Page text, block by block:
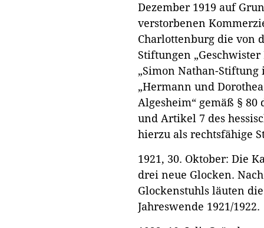
Dezember 1919 auf
verstorbenen
Charlottenburg die von
Stiftungen
„Simon Nathan-Stiftung
„Hermann und
Algesheim“ gemäß § 80
und Artikel 7 des
hierzu als rechtsfähige
1921, 30. Oktober: Die
drei neue Glocken.
Glockenstuhls läuten
Jahreswende 1921/1922.